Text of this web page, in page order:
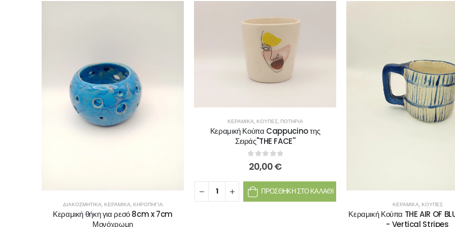
ΔΙΑΚΟΣΜΗΤΙΚΆ, ΚΕΡΑΜΙΚΆ, ΚΗΡΟΠΉΓΙΑ
Κεραμική θήκη για ρεσό 8cm x 7cm
Μονόχρωμη
ΚΕΡΑΜΙΚΆ, ΚΟΎΠΕΣ, ΠΟΤΉΡΙΑ
Κεραμική Κούπα Cappucino της
Σειράς''THE FACE''
0out of 5
20,00€
ΠΡΟΣΘΉΚΗ ΣΤΟ ΚΑΛΆΘΙ
ΚΕΡΑΜΙΚΆ, ΚΟΎΠΕΣ
Κεραμική Κούπα THE AIR OF
- Vertical Stripes